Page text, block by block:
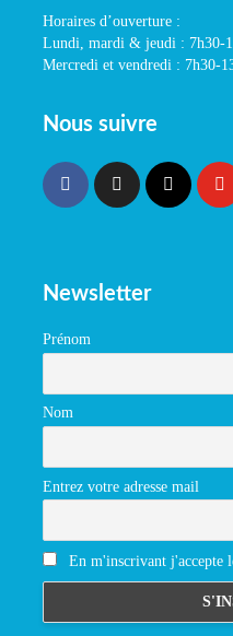
Horaires d’ouverture :
Lundi, mardi & jeudi : 7h30-
Mercredi et vendredi : 7h30-
Nous suivre
Newsletter
Prénom
Nom
Entrez votre adresse mail
En m'inscrivant j'accepte